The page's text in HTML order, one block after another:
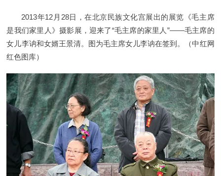
2013年12月28日，在北京民族文化宫展出的展览《毛主席
是我们家里人》摄影展，迎来了“毛主席的家里人”——毛主席的
女儿李讷和女婿王景清。图为毛主席女儿李讷在签到。（中红网
红色图库）